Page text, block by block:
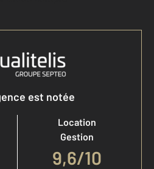
est notée
Location
Gestion
9,6/10